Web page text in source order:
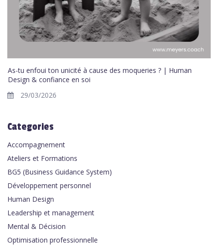
As-tu enfoui ton unicité à cause des moqueries ? | Human
Design & confiance en soi
29/03/2026
Categories
Accompagnement
Ateliers et Formations
BG5 (Business Guidance System)
Développement personnel
Human Design
Leadership et management
Mental & Décision
Optimisation professionnelle